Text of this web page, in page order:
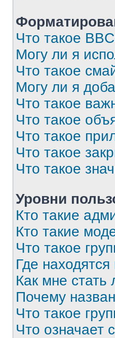
Что такое
Могу ли я
Что такое
Могу ли я
Что такое
Что такое
Что такое
Что такое
Что такое
Уровни
Кто такие
Кто такие
Что такое
Где
Как мне стать
Почему
Что такое
Что означает